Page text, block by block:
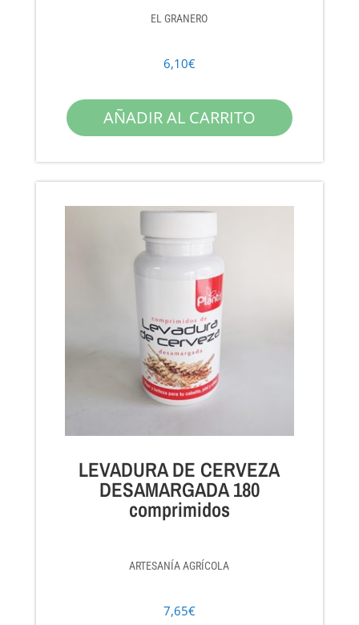
EL GRANERO
6,10€
AÑADIR AL CARRITO
LEVADURA DE CERVEZA
DESAMARGADA 180
comprimidos
ARTESANÍA AGRÍCOLA
7,65€